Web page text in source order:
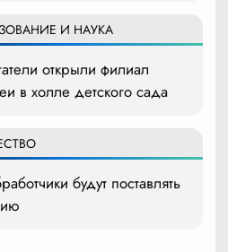
И НАУКА
открыли филиал
в холле детского сада
будут поставлять